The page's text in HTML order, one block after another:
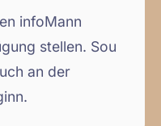
infoMann
stellen. Sou
an der